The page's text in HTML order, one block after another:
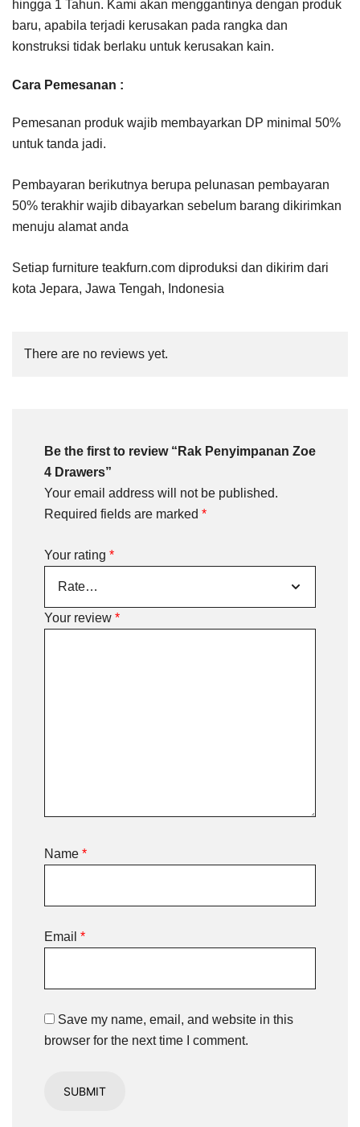
hingga 1 Tahun. Kami akan menggantinya dengan produk
baru, apabila terjadi kerusakan pada rangka dan
konstruksi tidak berlaku untuk kerusakan kain.
Cara Pemesanan :
Pemesanan produk wajib membayarkan DP minimal 50%
untuk tanda jadi.
Pembayaran berikutnya berupa pelunasan pembayaran
50% terakhir wajib dibayarkan sebelum barang dikirimkan
menuju alamat anda
Setiap furniture teakfurn.com diproduksi dan dikirim dari
kota Jepara, Jawa Tengah, Indonesia
There are no reviews yet.
Be the first to review “Rak Penyimpanan Zoe
4 Drawers”
Your email address will not be published.
Required fields are marked *
Your rating *
Your review *
Name *
Email *
Save my name, email, and website in this
browser for the next time I comment.